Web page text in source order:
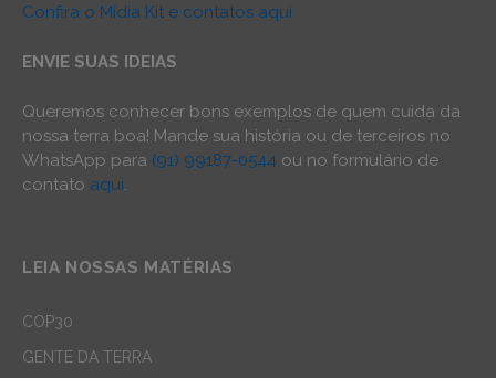
Confira o Mídia Kit e contatos aqui
ENVIE SUAS IDEIAS
Queremos conhecer bons exemplos de quem cuida da
nossa terra boa! Mande sua história ou de terceiros no
WhatsApp para (91) 99187-0544 ou no formulário de
contato aqui.
LEIA NOSSAS MATÉRIAS
COP30
GENTE DA TERRA